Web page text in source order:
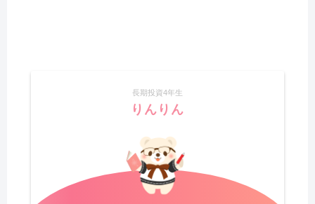
長期投資4年生
りんりん